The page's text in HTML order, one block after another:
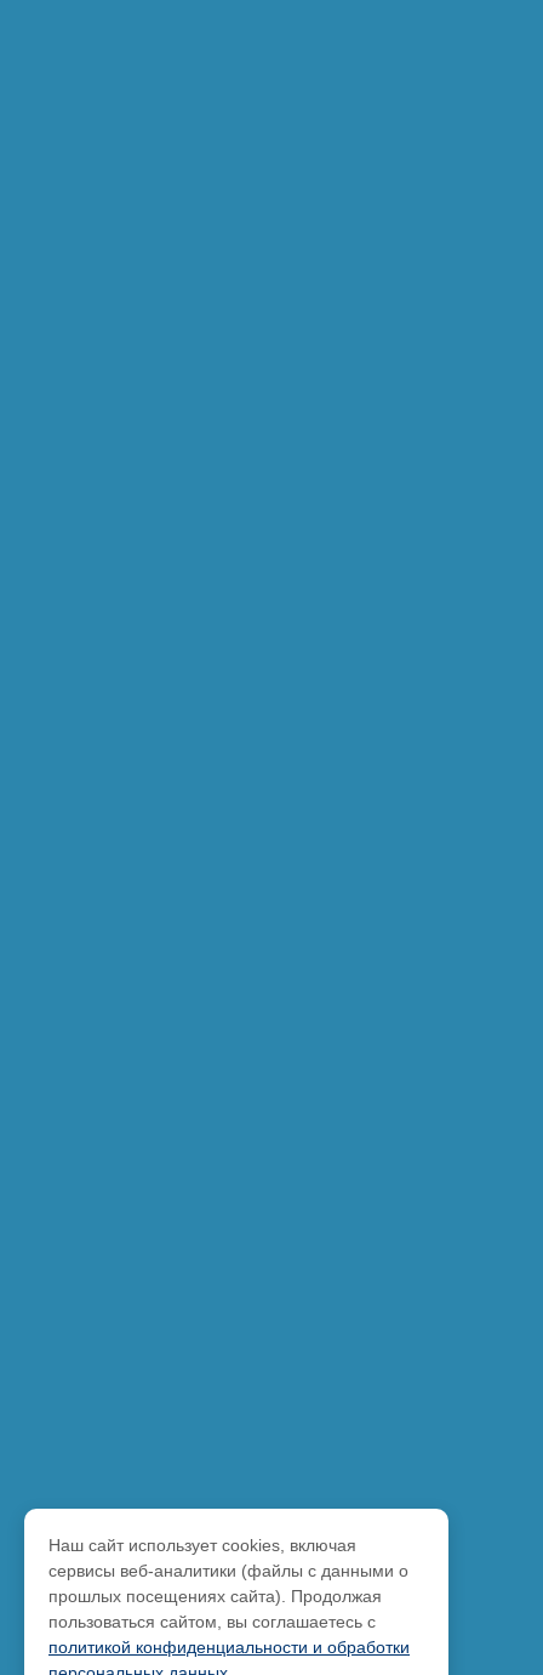
Наш сайт использует cookies, включая
сервисы веб-аналитики (файлы с данными о
прошлых посещениях сайта). Продолжая
пользоваться сайтом, вы соглашаетесь с
политикой конфиденциальности и обработки